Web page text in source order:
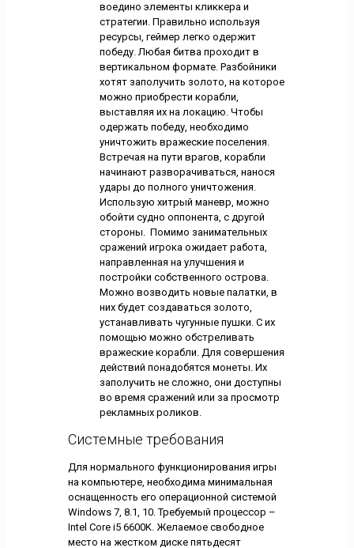
воедино элементы кликкера и
стратегии. Правильно используя
ресурсы, геймер легко одержит
победу. Любая битва проходит в
вертикальном формате. Разбойники
хотят заполучить золото, на которое
можно приобрести корабли,
выставляя их на локацию. Чтобы
одержать победу, необходимо
уничтожить вражеские поселения.
Встречая на пути врагов, корабли
начинают разворачиваться, нанося
удары до полного уничтожения.
Использую хитрый маневр, можно
обойти судно оппонента, с другой
стороны. Помимо занимательных
сражений игрока ожидает работа,
направленная на улучшения и
постройки собственного острова.
Можно возводить новые палатки, в
них будет создаваться золото,
устанавливать чугунные пушки. С их
помощью можно обстреливать
вражеские корабли. Для совершения
действий понадобятся монеты. Их
заполучить не сложно, они доступны
во время сражений или за просмотр
рекламных роликов.
Системные требования
Для нормального функционирования игры
на компьютере, необходима минимальная
оснащенность его операционной системой
Windows 7, 8.1, 10. Требуемый процессор –
Intel Core i5 6600K. Желаемое свободное
место на жестком диске пятьдесят